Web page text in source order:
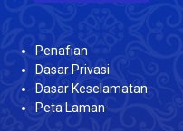
Penafian
Dasar Privasi
Dasar Keselamatan
Peta Laman